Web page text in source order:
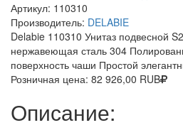
Артикул: 110310
Производитель: DELABIE
Delabie 110310 Унитаз подвесной
нержавеющая сталь 304
поверхность чаши Простой
Розничная цена: 82 926,00 RUB
Описание: